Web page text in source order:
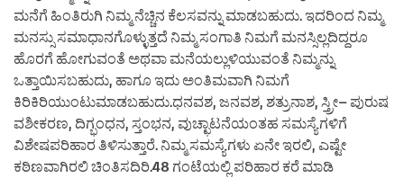
ಮನೆಗೆ ಹಿಂತಿರುಗಿ ನಿಮ್ಮ ನೆಚ್ಚಿನ ಕೆಲಸವನ್ನು ಮಾಡಬಹುದು. ಇದರಿಂದ ನಿಮ್ಮ
ಮನಸ್ಸು ಸಮಾಧಾನಗೊಳ್ಳುತ್ತದೆ ನಿಮ್ಮ ಸಂಗಾತಿ ನಿಮಗೆ ಮನಸ್ಸಿಲ್ಲದಿದ್ದರೂ
ಹೊರಗೆ ಹೋಗುವಂತೆ ಅಥವಾ ಮನೆಯಲ್ಲುಳಿಯುವಂತೆ ನಿಮ್ಮನ್ನು
ಒತ್ತಾಯಿಸಬಹುದು, ಹಾಗೂ ಇದು ಅಂತಿಮವಾಗಿ ನಿಮಗೆ
ಕಿರಿಕಿರಿಯುಂಟುಮಾಡಬಹುದು.ಧನವಶ, ಜನವಶ, ಶತ್ರುನಾಶ, ಸ್ತ್ರೀ– ಪುರುಷ
ವಶೀಕರಣ, ದಿಗ್ಭಂಧನ, ಸ್ತಂಭನ, ವುಚ್ಛಾಟನೆಯಂತಹ ಸಮಸ್ಯೆಗಳಿಗೆ
ವಿಶೇಷಪರಿಹಾರ ತಿಳಿಸುತ್ತಾರೆ. ನಿಮ್ಮ ಸಮಸ್ಯೆಗಳು ಏನೇ ಇರಲಿ, ಎಷ್ಟೇ
ಕಠಿಣವಾಗಿರಲಿ ಚಿಂತಿಸದಿರಿ.48 ಗಂಟೆಯಲ್ಲಿ ಪರಿಹಾರ ಕರೆ ಮಾಡಿ